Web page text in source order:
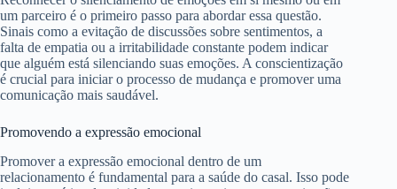
um parceiro é o primeiro passo para abordar essa questão.
Sinais como a evitação de discussões sobre sentimentos, a
falta de empatia ou a irritabilidade constante podem indicar
que alguém está silenciando suas emoções. A conscientização
é crucial para iniciar o processo de mudança e promover uma
comunicação mais saudável.
Promovendo a expressão emocional
Promover a expressão emocional dentro de um
relacionamento é fundamental para a saúde do casal. Isso pode